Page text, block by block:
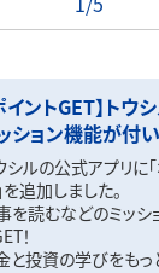
イントGET】トウ
ション機能が付い
シルの公式アプリに
を追加しました。
を読むなどのミッシ
！
と投資の学びをもっ